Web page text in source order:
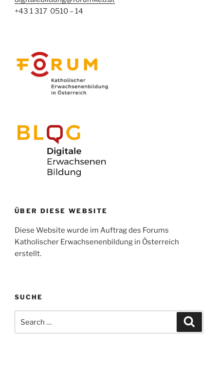
+43 1 317 0510 – 14
ÜBER DIESE WEBSITE
Diese Website wurde im Auftrag des Forums
Katholischer Erwachsenenbildung in Österreich
erstellt.
SUCHE